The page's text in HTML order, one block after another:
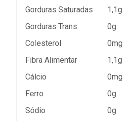
Gorduras Saturadas
1,1g
Gorduras Trans
0g
Colesterol
0mg
Fibra Alimentar
1,1g
Cálcio
0mg
Ferro
0g
Sódio
0g